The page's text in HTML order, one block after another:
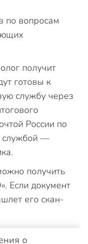
по вопросам
получит
готовы к
службу через
России по
службой —
получить
Если документ
его скан-
о